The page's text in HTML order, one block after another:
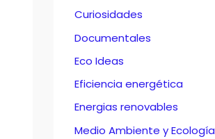
Curiosidades
Documentales
Eco Ideas
Eficiencia energética
Energias renovables
Medio Ambiente y Ecología